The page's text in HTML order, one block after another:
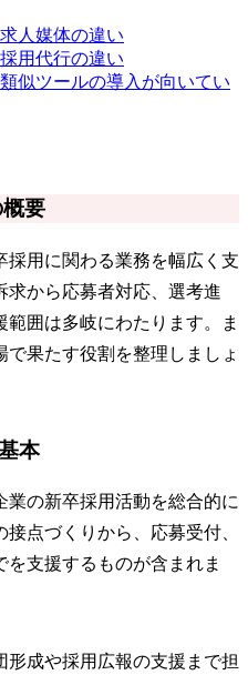
人媒体の違い
用代行の違い
似ツールの導入が向いてい
要
採用に関わる業務を幅広く支
求から応募者対応、選考進
囲は多岐にわたります。ま
果たす役割を整理しましょ
本
の新卒採用活動を総合的に
点づくりから、応募受付、
支援するものが含まれま
成や採用広報の支援まで担